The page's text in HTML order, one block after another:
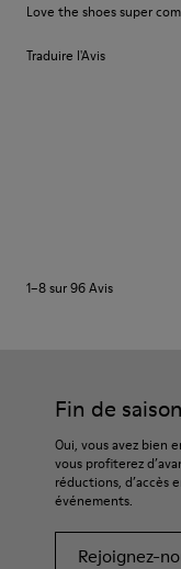
Love the shoes super
Traduire l'Avis
1–8 sur 96 Avis
Fin de
Oui, vous avez bien
vous profiterez
réductions, d’accès
événements.
Rejoignez-